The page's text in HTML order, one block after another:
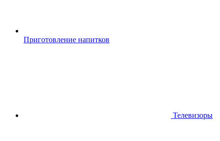
Приготовление напитков
Телевизоры